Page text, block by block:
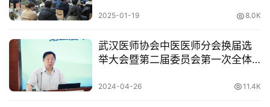
2025-01-19 8.0K
武汉医师协会中医医师分会换届选
举大会暨第二届委员会第一次全体
2024-04-26 11.4K